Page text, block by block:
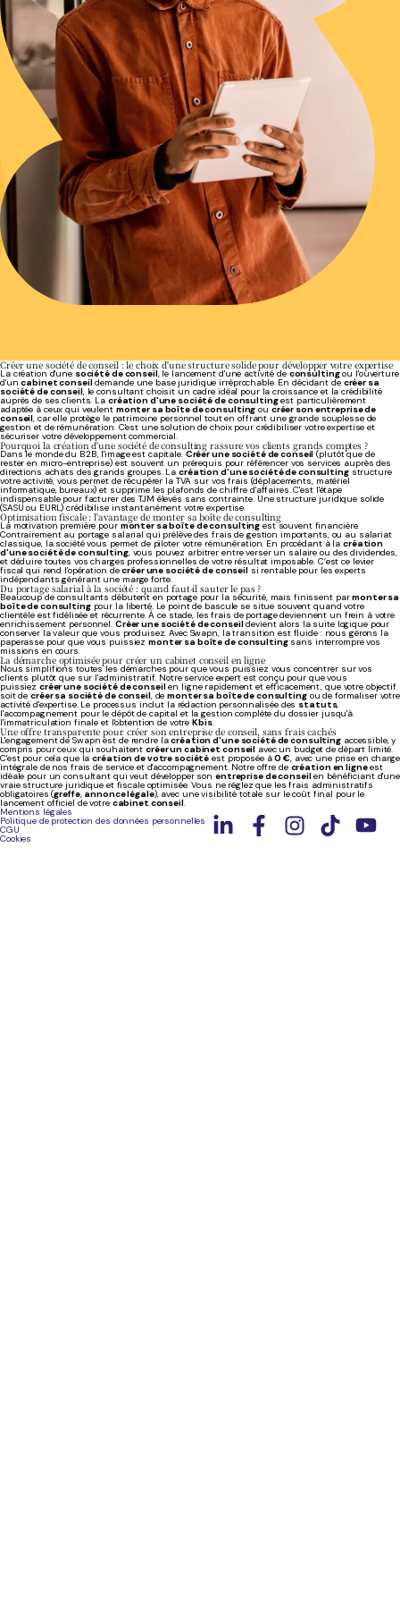
Créer une société de conseil : le choix d'une structure solide pour développer votre expertise
La création d'une société de conseil, le lancement d'une activité de consultingou l'ouverture
d'uncabinet conseildemande une base juridique irréprochable. En décidant de créer sa
société de conseil, le consultant choisit un cadre idéal pour la croissance et la crédibilité
auprès de ses clients. La création d'une société de consultingest particulièrement
adaptée à ceux qui veulent monter sa boîte de consulting ou créer son entreprise de
conseil , car elle protège le patrimoine personnel tout en offrant une grande souplesse de
gestion et de rémunération. C'est une solution de choix pour crédibiliser votre expertise et
sécuriser votre développement commercial.
Pourquoi la création d'une société de consulting rassure vos clients grands comptes ?
Dans le monde du B2B, l'image est capitale.Créer une société de conseil(plutôt que de
rester en micro-entreprise) est souvent un prérequis pour référencer vos services auprès des
directions achats des grands groupes. Lacréation d'une société de consultingstructure
votre activité, vous permet de récupérer la TVA sur vos frais (déplacements, matériel
informatique, bureaux) et supprime les plafonds de chiffre d'affaires. C'est l'étape
indispensable pour facturer des TJM élevés sans contrainte. Une structure juridique solide
(SASU ou EURL) crédibilise instantanément votre expertise.
Optimisation fiscale : l'avantage de monter sa boîte de consulting
La motivation première pour monter sa boîte de consulting est souvent financière.
Contrairement au portage salarial qui prélève des frais de gestion importants, ou au salariat
classique, la société vous permet de piloter votre rémunération. En procédant à lacréation
d'une société de consulting, vous pouvez arbitrer entre verser un salaire ou des dividendes,
et déduire toutes vos charges professionnelles de votre résultat imposable. C’est ce levier
fiscal qui rend l'opération decréer une société de conseilsi rentable pour les experts
indépendants générant une marge forte.
Du portage salarial à la société : quand faut-il sauter le pas ?
Beaucoup de consultants débutent en portage pour la sécurité, mais finissent parmonter sa
boîte de consultingpour la liberté. Le point de bascule se situe souvent quand votre
clientèle est fidélisée et récurrente. À ce stade, les frais de portage deviennent un frein à votre
enrichissement personnel. Créer une société de conseildevient alors la suite logique pour
conserver la valeur que vous produisez. Avec Swapn, la transition est fluide : nous gérons la
paperasse pour que vous puissiezmonter sa boîte de consultingsans interrompre vos
missions en cours.
La démarche optimisée pour créer un cabinet conseil en ligne
Nous simplifions toutes les démarches pour que vous puissiez vous concentrer sur vos
clients plutôt que sur l'administratif. Notre service expert est conçu pour que vous
puissiez créer une société de conseilen ligne rapidement et efficacement, que votre objectif
soit decréer sa société de conseil, demonter sa boîte de consultingou de formaliser votre
activité d'expertise. Le processus inclut la rédaction personnalisée des statuts,
l'accompagnement pour le dépôt de capital et la gestion complète du dossier jusqu'à
l'immatriculation finale et l'obtention de votreKbis.
Une offre transparente pour créer son entreprise de conseil, sans frais cachés
L'engagement de Swapn est de rendre lacréation d'une société de consulting accessible, y
compris pour ceux qui souhaitentcréer un cabinet conseil avec un budget de départ limité.
C'est pour cela que lacréation de votre société est proposée à0 € , avec une prise en charge
intégrale de nos frais de service et d'accompagnement. Notre offre de création en ligneest
idéale pour un consultant qui veut développer sonentreprise de conseilen bénéficiant d'une
vraie structure juridique et fiscale optimisée. Vous ne réglez que les frais administratifs
obligatoires (greffe, annonce légale), avec une visibilité totale sur le coût final pour le
lancement officiel de votre cabinet conseil.
Mentions légales
Politique de protection des données personnelles
CGU
Cookies